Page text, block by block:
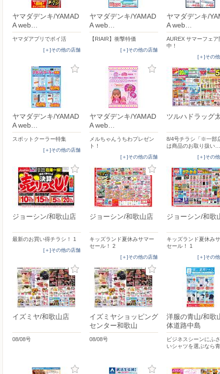
ヤマダデンキ/YAMAD
A web…
ヤマダアプリでポイ活
[＋]その他の店舗
ヤマダデンキ/YAMAD
A web…
【RIAIR】衝撃特価
[＋]その他の店舗
ヤマダデンキ/
A web…
AUREX サマーフェア
中！
[＋]その
ヤマダデンキ/YAMAD
A web…
スポットクーラー特集
[＋]その他の店舗
ヤマダデンキ/YAMAD
A web…
メルちゃんうちわプレゼン
ト！
[＋]その他の店舗
ツルハドラッグ
8/4号チラシ「※一部
は商品のお取り扱い…
[＋]その
ジョーシン/和歌山店
最新のお買い得チラシ！ 1
[＋]その他の店舗
ジョーシン/和歌山店
キッズランド夏休みサマー
セール！ 2
[＋]その他の店舗
ジョーシン/和歌
キッズランド夏休み
セール！ 1
[＋]その
イズミヤ/和歌山店
08/08号
イズミヤショッピング
センター和歌山
08/08号
洋服の青山/和歌
体道路中島
ビジネスシーンにふ
いシャツを選ぶなら